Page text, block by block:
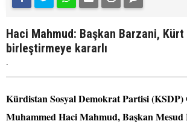
Haci Mahmud: Başkan Barzani, Kürt
birleştirmeye kararlı
.
Kürdistan Sosyal Demokrat Partisi (KSDP)
Muhammed Haci Mahmud, Başkan Mesud